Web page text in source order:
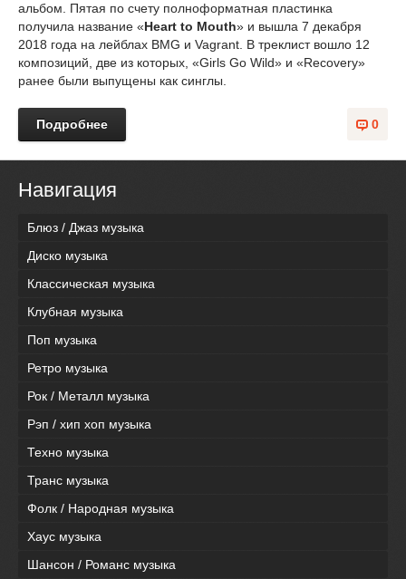
альбом. Пятая по счету полноформатная пластинка
получила название «Heart to Mouth» и вышла 7 декабря
2018 года на лейблах BMG и Vagrant. В треклист вошло 12
композиций, две из которых, «Girls Go Wild» и «Recovery»
ранее были выпущены как синглы.
0
Подробнее
Навигация
Блюз / Джаз музыка
Диско музыка
Классическая музыка
Клубная музыка
Поп музыка
Ретро музыка
Рок / Металл музыка
Рэп / хип хоп музыка
Техно музыка
Транс музыка
Фолк / Народная музыка
Хаус музыка
Шансон / Романс музыка